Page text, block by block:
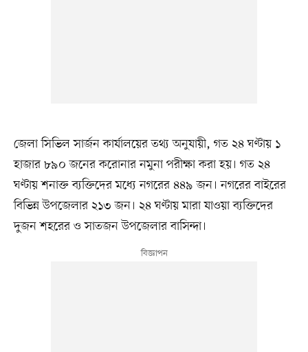
জেলা সিভিল সার্জন কার্যালয়ের তথ্য অনুযায়ী, গত ২৪ ঘণ্টায় ১
হাজার ৮৯০ জনের করোনার নমুনা পরীক্ষা করা হয়। গত ২৪
ঘণ্টায় শনাক্ত ব্যক্তিদের মধ্যে নগরের ৪৪৯ জন। নগরের বাইরের
বিভিন্ন উপজেলার ২১৩ জন। ২৪ ঘণ্টায় মারা যাওয়া ব্যক্তিদের
দুজন শহরের ও সাতজন উপজেলার বাসিন্দা।